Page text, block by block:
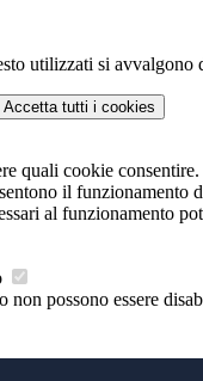
utilizzati si
Accetta tutti i cookies
quali cookie consentire.
il funzionamento
al funzionamento
non possono essere